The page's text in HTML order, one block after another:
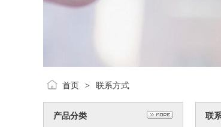
首页 > 联系方式
产品分类 联